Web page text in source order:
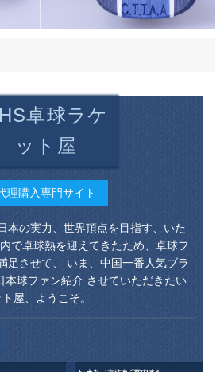
卓球ラケ
ット屋
理購入専門サイト
本の実力、世界頂点を目指す、いた
で卓球熱を迎えてきたため、卓球フ
足させて、 いま、中国一番人気ブラ
本球ファン紹介 させていただきたい
屋、ようこそ。